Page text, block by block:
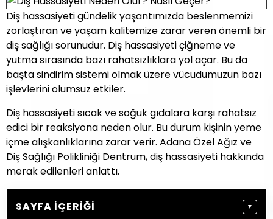
Diş hassasiyeti gündelik yaşantımızda beslenmemizi
zorlaştıran ve yaşam kalitemize zarar veren önemli bir
diş sağlığı sorunudur. Diş hassasiyeti çiğneme ve
yutma sırasında bazı rahatsızlıklara yol açar. Bu da
başta sindirim sistemi olmak üzere vücudumuzun bazı
işlevlerini olumsuz etkiler.
Diş hassasiyeti sıcak ve soğuk gıdalara karşı rahatsız
edici bir reaksiyona neden olur. Bu durum kişinin yeme
içme alışkanlıklarına zarar verir. Adana Özel Ağız ve
Diş Sağlığı Polikliniği Dentrum, diş hassasiyeti hakkında
merak edilenleri anlattı.
SAYFA İÇERIĞI ▼